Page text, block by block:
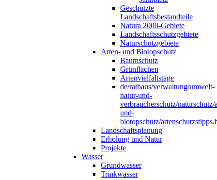
Geschützte
Landschaftsbestandteile
Natura 2000-Gebiete
Landschaftsschutzgebiete
Naturschutzgebiete
Arten- und Biotopschutz
Baumschutz
Grünflächen
Artenvielfaltstage
de/rathaus/verwaltung/umwelt-
natur-und-
verbraucherschutz/naturschutz/
und-
biotopschutz/
Landschaftsplanung
Erholung und Natur
Projekte
Wasser
Grundwasser
Trinkwasser